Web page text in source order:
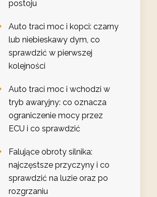
postoju
Auto traci moc i kopci: czarny
lub niebieskawy dym, co
sprawdzić w pierwszej
kolejności
Auto traci moc i wchodzi w
tryb awaryjny: co oznacza
ograniczenie mocy przez
ECU i co sprawdzić
Falujące obroty silnika:
najczęstsze przyczyny i co
sprawdzić na luzie oraz po
rozgrzaniu